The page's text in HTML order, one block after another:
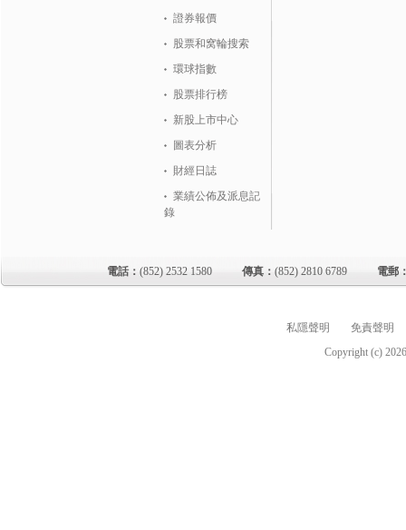
證券報價
股票和窝輪搜索
環球指數
股票排行榜
新股上市中心
圖表分析
財經日誌
業績公佈及派息記
錄
電話： (852) 2532 1580 傳真： (852) 2810 6789 電郵
私隱聲明
免責聲明
Copyright (c)